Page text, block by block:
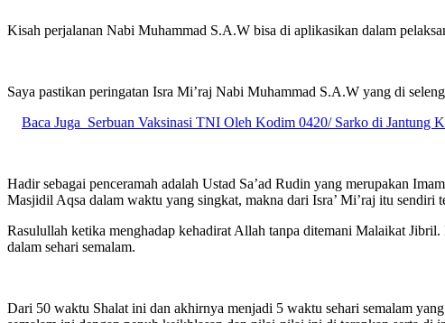
Kisah perjalanan Nabi Muhammad S.A.W bisa di aplikasikan dalam
Saya pastikan peringatan Isra Mi’raj Nabi Muhammad S.A.W yang di
Baca Juga Serbuan Vaksinasi TNI Oleh Kodim 0420/ Sarko di Jantung
Hadir sebagai penceramah adalah Ustad Sa’ad Rudin yang merupakan
Masjidil Aqsa dalam waktu yang singkat, makna dari Isra’ Mi’raj itu sendiri
Rasulullah ketika menghadap kehadirat Allah tanpa ditemani Malaikat
dalam sehari semalam.
Dari 50 waktu Shalat ini dan akhirnya menjadi 5 waktu sehari semalam